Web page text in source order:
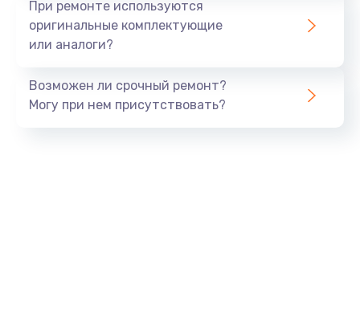
При ремонте используются
оригинальные комплектующие
или аналоги?
Возможен ли срочный ремонт?
Могу при нем присутствовать?